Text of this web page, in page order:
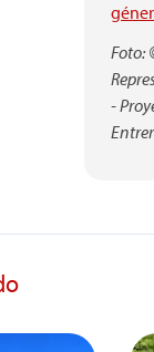
Foto:
-